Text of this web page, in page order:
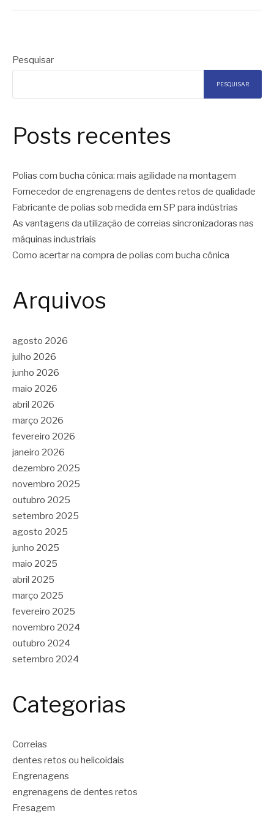
Pesquisar
PESQUISAR
Posts recentes
Polias com bucha cônica: mais agilidade na montagem
Fornecedor de engrenagens de dentes retos de qualidade
Fabricante de polias sob medida em SP para indústrias
As vantagens da utilização de correias sincronizadoras nas
máquinas industriais
Como acertar na compra de polias com bucha cônica
Arquivos
agosto 2026
julho 2026
junho 2026
maio 2026
abril 2026
março 2026
fevereiro 2026
janeiro 2026
dezembro 2025
novembro 2025
outubro 2025
setembro 2025
agosto 2025
junho 2025
maio 2025
abril 2025
março 2025
fevereiro 2025
novembro 2024
outubro 2024
setembro 2024
Categorias
Correias
dentes retos ou helicoidais
Engrenagens
engrenagens de dentes retos
Fresagem